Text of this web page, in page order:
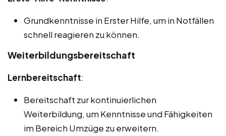
Grundkenntnisse in Erster Hilfe, um in Notfällen
schnell reagieren zu können.
Weiterbildungsbereitschaft
Lernbereitschaft:
Bereitschaft zur kontinuierlichen
Weiterbildung, um Kenntnisse und Fähigkeiten
im Bereich Umzüge zu erweitern.